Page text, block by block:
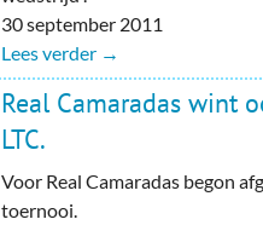
Podia & Dorpshuizen
30 september 2011
Lees verder →
Real Camaradas wint
LTC.
Voor Real Camaradas begon
toernooi.